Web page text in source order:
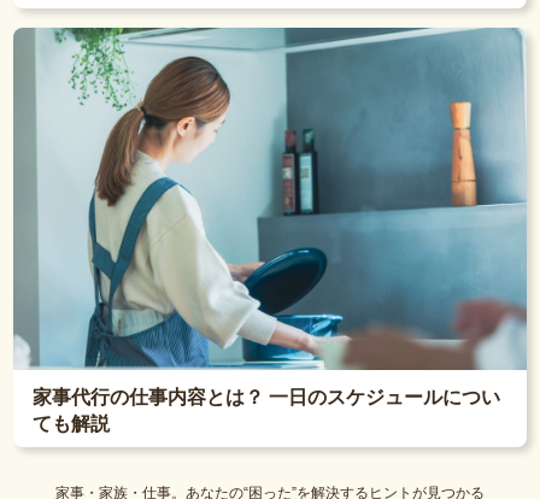
家事代行の仕事内容とは？ 一日のスケジュールについ
ても解説
家事・家族・仕事。あなたの“困った”を解決するヒントが見つかる